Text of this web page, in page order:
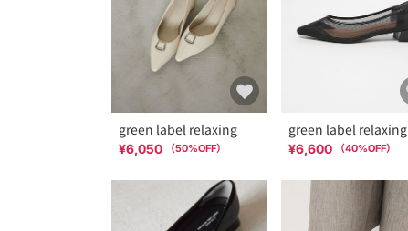
green label relaxing
¥6,050 （50%OFF）
green label relaxing
¥6,600 （40%OFF）